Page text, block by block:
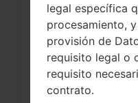
¿Cómo
a través del
legal específica
procesamiento,
provisión de
requisito legal o
requisito
contrato.